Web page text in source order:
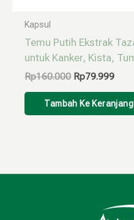
Kapsul
Temu Putih Ekstrak
untuk Kanker, Kista,
Rp160.000 Rp79.999
Tambah Ke Keranjang